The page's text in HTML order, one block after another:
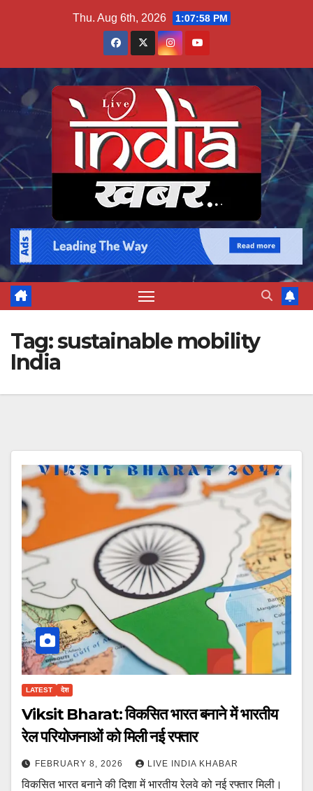
Thu. Aug 6th, 2026 1:07:58 PM
Tag:sustainable mobility
India
LATEST देश
Viksit Bharat: विकसित भारत बनाने में भारतीय
रेल परियोजनाओं को मिली नई रफ्तार
FEBRUARY 8, 2026 LIVE INDIA KHABAR
विकसित भारत बनाने की दिशा में भारतीय रेलवे को नई रफ्तार मिली।